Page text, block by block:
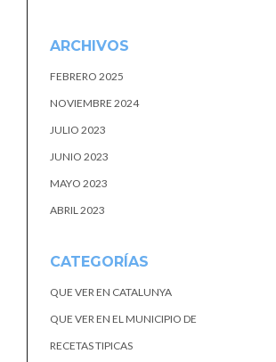
ARCHIVOS
FEBRERO 2025
NOVIEMBRE 2024
JULIO 2023
JUNIO 2023
MAYO 2023
ABRIL 2023
CATEGORÍAS
QUE VER EN CATALUNYA
QUE VER EN EL MUNICIPIO DE
RECETAS TIPICAS